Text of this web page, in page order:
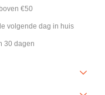
€50
volgende dag in huis
30 dagen
een cleane, moderne